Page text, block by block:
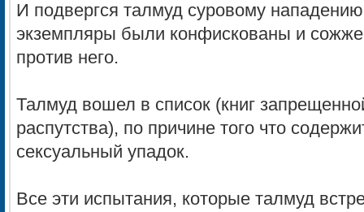
И подвергся талмуд суровому
экземпляры были конфискованы и
против него.
Талмуд вошел в список (книг
распутства), по причине того что
сексуальный упадок.
Все эти испытания, которые талмуд